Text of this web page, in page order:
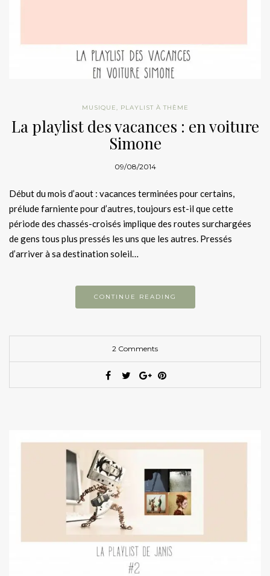
MUSIQUE, PLAYLIST À THÈME
La playlist des vacances : en voiture
Simone
09/08/2014
Début du mois d’aout : vacances terminées pour certains,
prélude farniente pour d’autres, toujours est-il que cette
période des chassés-croisés implique des routes surchargées
de gens tous plus pressés les uns que les autres. Pressés
d’arriver à sa destination soleil…
CONTINUE READING
2 Comments